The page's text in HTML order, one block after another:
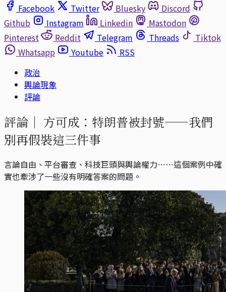
Facebook
Twitter Bluesky
Discord
Github
Instagram Linkedin
Mastodon
Pinterest
Reddit Telegram Threads
Tiktok
Whatsapp
Youtube
RSS
政治
輿論現象
評論
評論｜ 方可成：特朗普被封號——我們
別再假裝這三件事
言論自由、平台審查、科技巨頭與輿論權力⋯⋯這個案例中確
實也牽涉了一些沒有明確答案的問題。